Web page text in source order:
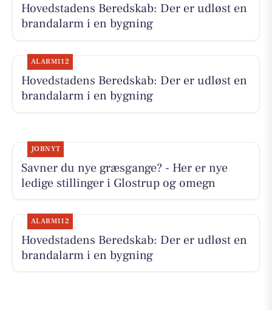
Hovedstadens Beredskab: Der er udløst en
brandalarm i en bygning
ALARM112
Hovedstadens Beredskab: Der er udløst en
brandalarm i en bygning
JOBNYT
Savner du nye græsgange? - Her er nye
ledige stillinger i Glostrup og omegn
ALARM112
Hovedstadens Beredskab: Der er udløst en
brandalarm i en bygning